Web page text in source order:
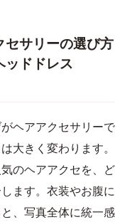
セサリーの選び方
ッドドレス
ヘアアクセサリーで
大きく変わります。
のヘアアクセを、ど
ます。衣装やお腹に
、写真全体に統一感